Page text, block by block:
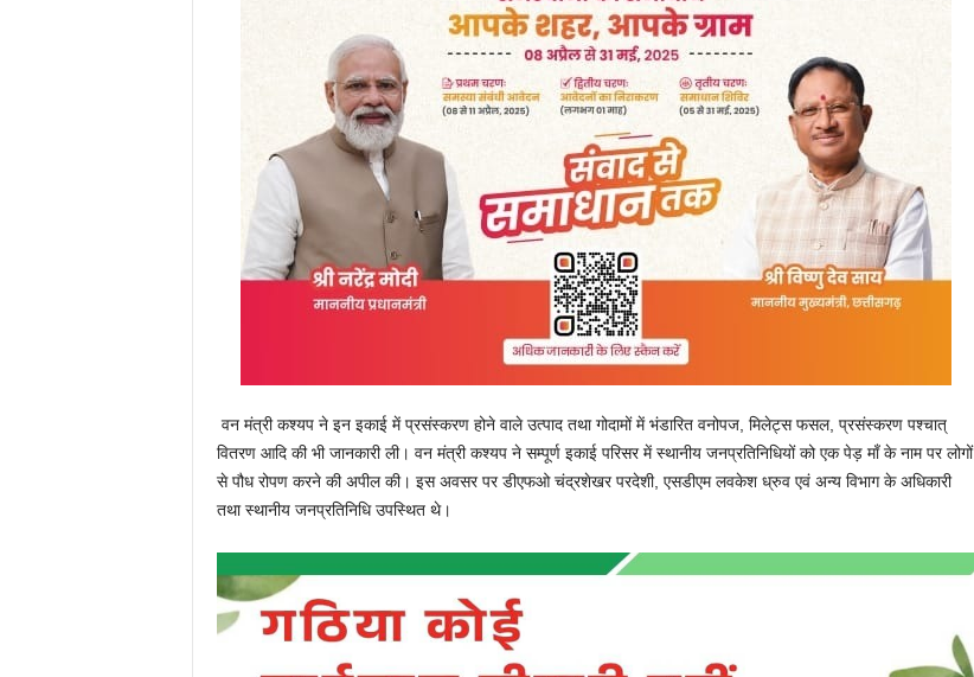
वन मंत्री कश्यप ने इन इकाई में प्रसंस्करण होने वाले उत्पाद तथा गोदामों में भंडारित वनोपज, मिलेट्स फसल, प्रसंस्करण पश्चात्
वितरण आदि की भी जानकारी ली। वन मंत्री कश्यप ने सम्पूर्ण इकाई परिसर में स्थानीय जनप्रतिनिधियों को एक पेड़ माँ के नाम पर लोगों
से पौध रोपण करने की अपील की। इस अवसर पर डीएफओ चंद्रशेखर परदेशी, एसडीएम लवकेश ध्रुव एवं अन्य विभाग के अधिकारी
तथा स्थानीय जनप्रतिनिधि उपस्थित थे।